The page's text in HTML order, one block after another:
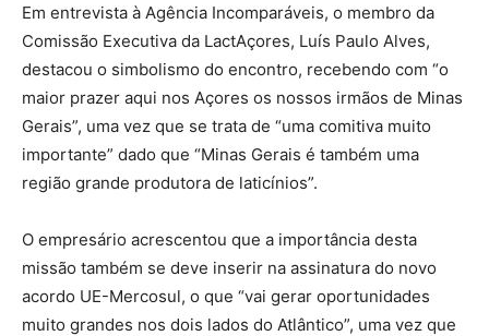
Em entrevista à Agência Incomparáveis, o membro da
Comissão Executiva da LactAçores, Luís Paulo Alves,
destacou o simbolismo do encontro, recebendo com “o
maior prazer aqui nos Açores os nossos irmãos de Minas
Gerais”, uma vez que se trata de “uma comitiva muito
importante” dado que “Minas Gerais é também uma
região grande produtora de laticínios”.
O empresário acrescentou que a importância desta
missão também se deve inserir na assinatura do novo
acordo UE-Mercosul, o que “vai gerar oportunidades
muito grandes nos dois lados do Atlântico”, uma vez que